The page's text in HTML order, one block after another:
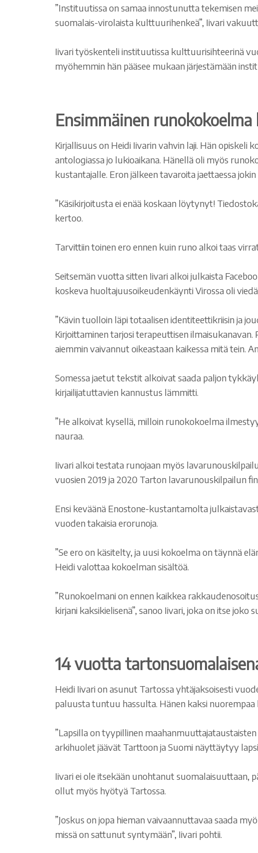
”Instituutissa on samaa innostunutta tekemisen
suomalais-virolaista kulttuurihenkeä”, Iivari
Iivari työskenteli instituutissa kulttuurisihteerinä
myöhemmin hän pääsee mukaan järjestämään
Ensimmäinen runokokoelma
Kirjallisuus on Heidi Iivarin vahvin laji. Hän opiskeli
antologiassa jo lukioaikana. Hänellä oli myös
kustantajalle. Eron jälkeen tavaroita jaettaessa
”Käsikirjoitusta ei enää koskaan löytynyt!
kertoo.
Tarvittiin toinen ero ennen kuin runo alkoi taas
Seitsemän vuotta sitten Iivari alkoi julkaista
koskeva huoltajuusoikeudenkäynti Virossa oli
”Kävin tuolloin läpi totaalisen identiteettikriisin ja
Kirjoittaminen tarjosi terapeuttisen
aiemmin vaivannut oikeastaan kaikessa mitä tein.
Somessa jaetut tekstit alkoivat saada paljon
kirjailijatuttavien kannustus lämmitti.
”He alkoivat kysellä, milloin runokokoelma
nauraa.
Iivari alkoi testata runojaan myös
vuosien 2019 ja 2020 Tarton lavarunouskilpailun
Ensi keväänä Enostone-kustantamolta
vuoden takaisia erorunoja.
”Se ero on käsitelty, ja uusi kokoelma on täynnä
Heidi valottaa kokoelman sisältöä.
”Runokoelmani on ennen kaikkea
kirjani kaksikielisenä”, sanoo Iivari, joka on itse
14 vuotta
Heidi Iivari on asunut Tartossa yhtäjaksoisesti
paluusta tuntuu hassulta. Hänen kaksi
”Lapsilla on tyypillinen
arkihuolet jäävät Tarttoon ja Suomi näyttäytyy
Iivari ei ole itsekään unohtanut suomalaisuuttaan,
ollut myös hyötyä Tartossa.
”Joskus on jopa hieman vaivaannuttavaa saada
missä on sattunut syntymään”, Iivari pohtii.